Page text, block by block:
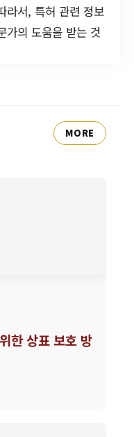
라서, 특허 관련 정보
가의 도움을 받는 것
MORE
한 상표 보호 방